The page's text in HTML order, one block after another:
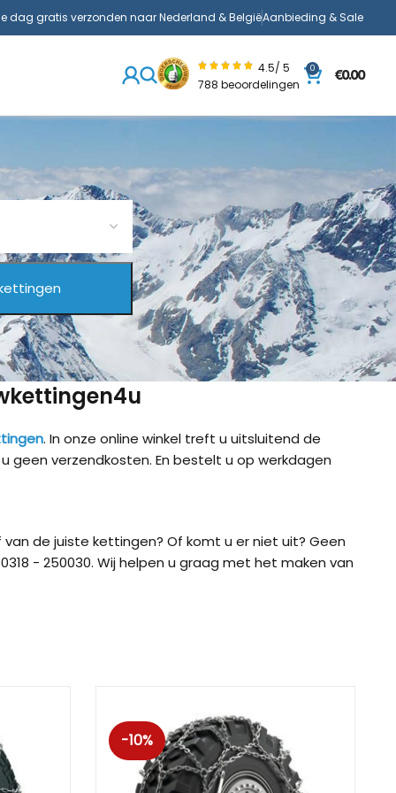
dag gratis verzonden naar Nederland & BelgiëAanbieding & Sale
Easy-Fit CU-9 König Easy-Fit voor SUV’s
4.5/ 5
788 beoordelingen
0
€0.00
. In onze online winkel treft u uitsluitend de
geen verzendkosten. En bestelt u op werkdagen
de juiste kettingen? Of komt u er niet uit? Geen
- 250030. Wij helpen u graag met het maken van
-10%